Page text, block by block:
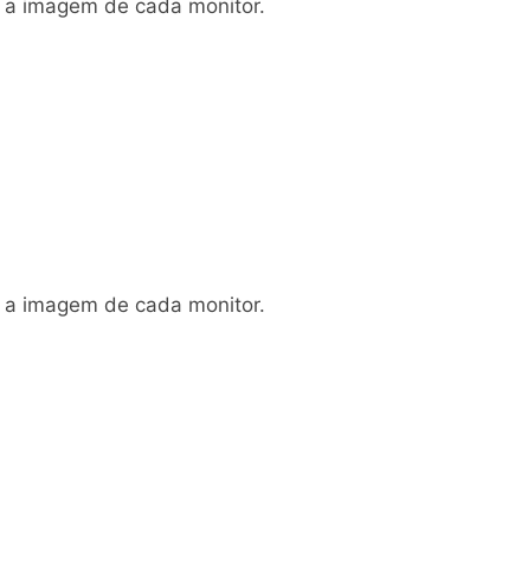
imagem de cada monitor.
imagem de cada monitor.